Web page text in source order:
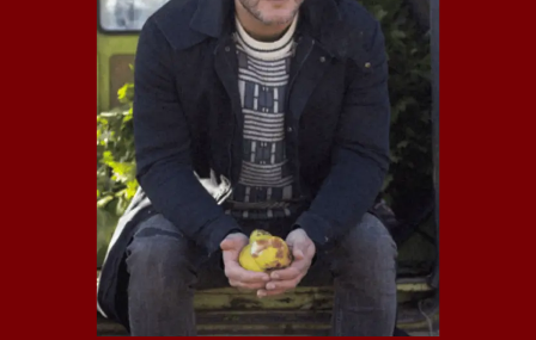
NICO ROJO